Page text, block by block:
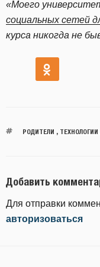
«Моего
социальных сетей
курса никогда не
РОДИТЕЛИ , ТЕХНОЛОГИИ
Добавить
Для отправки
авторизоваться